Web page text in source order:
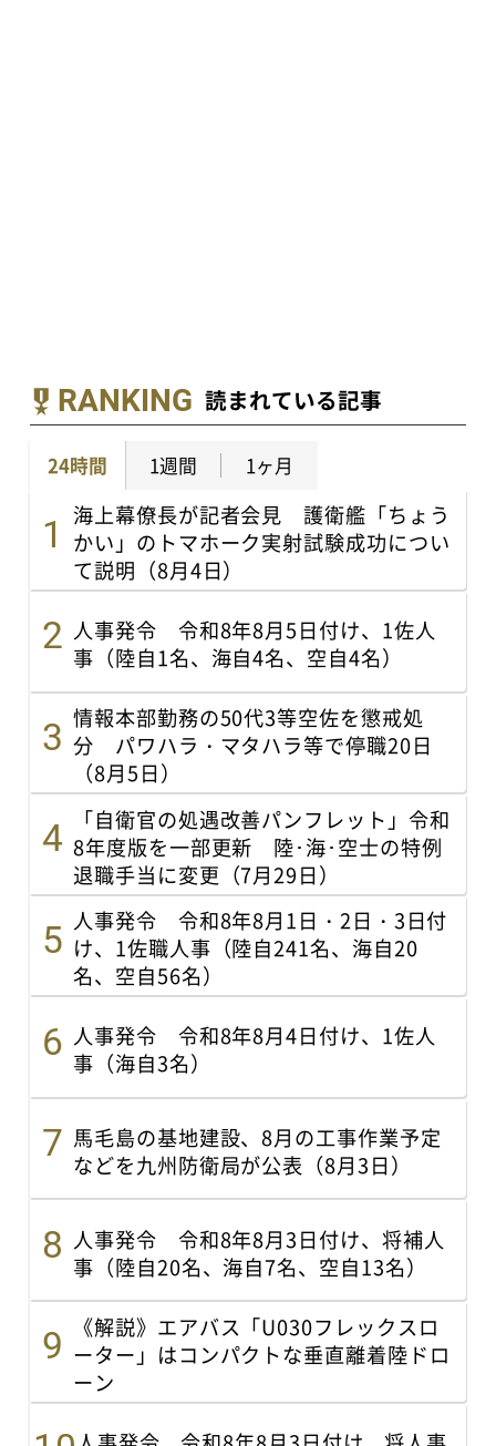
RANKING 読まれている記事
24時間 1週間 1ヶ月
海上幕僚長が記者会見 護衛艦「ちょう
かい」のトマホーク実射試験成功につい
て説明（8月4日）
人事発令 令和8年8月5日付け、1佐人
事（陸自1名、海自4名、空自4名）
情報本部勤務の50代3等空佐を懲戒処
分 パワハラ・マタハラ等で停職20日
（8月5日）
「自衛官の処遇改善パンフレット」令和
8年度版を一部更新 陸･海･空士の特例
退職手当に変更（7月29日）
人事発令 令和8年8月1日・2日・3日付
け、1佐職人事（陸自241名、海自20
名、空自56名）
人事発令 令和8年8月4日付け、1佐人
事（海自3名）
馬毛島の基地建設、8月の工事作業予定
などを九州防衛局が公表（8月3日）
人事発令 令和8年8月3日付け、将補人
事（陸自20名、海自7名、空自13名）
《解説》エアバス「U030フレックスロ
ーター」はコンパクトな垂直離着陸ドロ
ーン